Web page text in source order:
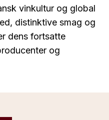
vinkultur og global
distinktive smag og
dens fortsatte
og